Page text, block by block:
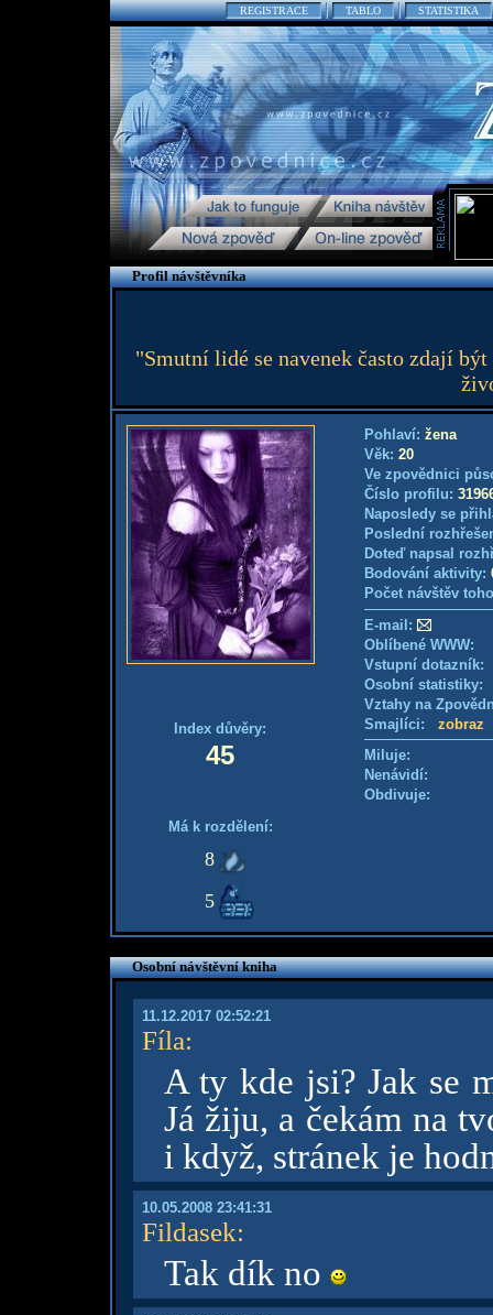
REGISTRACE TABLO STATISTIKA
Profil návštěvníka
"Smutní lidé se navenek často zdají
Index důvěry:
45
Má k rozdělení:
8
5
Pohlaví: žena
Věk: 20
Ve zpovědnici
Číslo profilu:
Naposledy se
Poslední
Doteď napsal
Bodování aktivity:
Počet návštěv
E-mail:
Oblíbené WWW:
Vstupní
Osobní
Vztahy na
Smajlíci: zobraz
Miluje:
Nenávidí:
Obdivuje:
Osobní návštěvní kniha
11.12.2017 02:52:21
Fíla:
A ty kde jsi? Jak se
Já žiju, a čekám na
i když, stránek je
10.05.2008 23:41:31
Fildasek:
Tak dík no